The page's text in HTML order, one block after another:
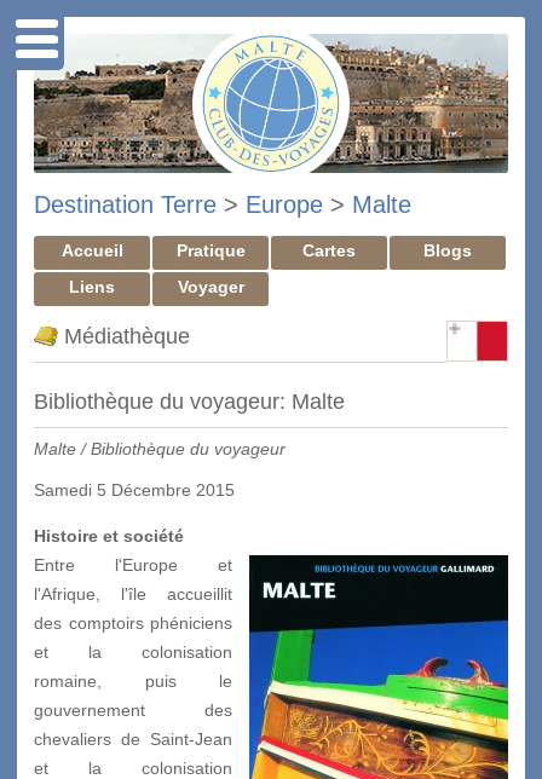
Destination Terre > Europe > Malte
Accueil Pratique Cartes
Blogs
Liens
Voyager
Médiathèque
Bibliothèque du voyageur: Malte
Malte / Bibliothèque du voyageur
Samedi 5 Décembre 2015
Histoire et société
Entre l'Europe et
l'Afrique, l'île accueillit
des comptoirs phéniciens
et la colonisation
romaine, puis le
gouvernement des
chevaliers de Saint-Jean
et la colonisation